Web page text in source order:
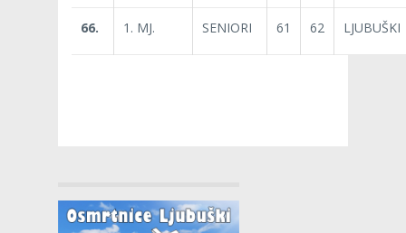
66. 1. MJ. SENIORI 61 62 LJUBUŠKI